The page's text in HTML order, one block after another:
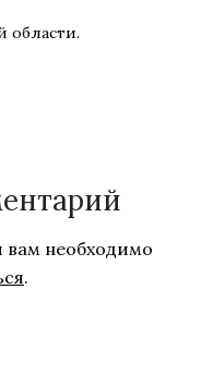
области.
вам необходимо
.